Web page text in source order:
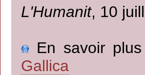
L'Humanit, 10
En savoir
Gallica